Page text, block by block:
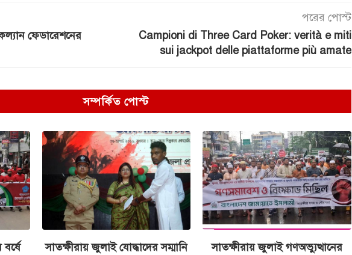
ফেডারেশনের
পরের পোস্ট
Campioni di Three Card Poker: verità e miti
sui jackpot delle piattaforme più amate
সম্পর্কিত পোস্ট
সাতক্ষীরায় জুলাই যোদ্ধাদের সম্মানি
সাতক্ষীরায় জুলাই গণঅভ্যুত্থানের